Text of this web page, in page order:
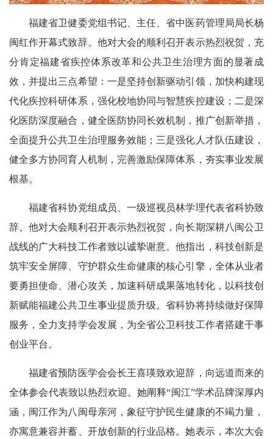
福建省卫健委党组书记、主任、省中医药管理局局长杨
闽红作开幕式致辞。他对大会的顺利召开表示热烈祝贺，充
分肯定福建省疾控体系改革和公共卫生治理方面的显著成
效，并提出三点希望：一是坚持创新驱动引领，加快构建现
代化疾控科研体系，强化校地协同与智慧疾控建设；二是深
化医防深度融合，健全医防协同长效机制，推广创新举措，
全面提升公共卫生治理服务效能；三是强化人才队伍建设，
健全多方协同育人机制，完善激励保障体系，夯实事业发展
根基。
福建省科协党组成员、一级巡视员林学理代表省科协致
辞。他对大会顺利召开表示热烈祝贺，向长期深耕八闽公卫
战线的广大科技工作者致以诚挚谢意。他指出，科技创新是
筑牢安全屏障、守护群众生命健康的核心引擎，全体从业者
要勇担使命、潜心攻关，加速科研成果落地转化，以科技创
新赋能福建公共卫生事业提质升级。省科协将持续做好保障
服务，全力支持学会发展，为全省公卫科技工作者搭建干事
创业平台。
福建省预防医学会会长王喜瑛致欢迎辞，向远道而来的
全体参会代表致以热烈欢迎。她阐释“闽江”学术品牌深厚内
涵，闽江作为八闽母亲河，象征守护民生健康的不竭力量，
亦寓意兼容并蓄、开放创新的行业品格。她表示，本次大会